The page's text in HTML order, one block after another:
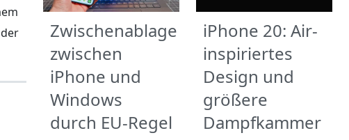
Zwischenablage
zwischen
iPhone und
Windows
durch EU-Regel
iPhone 20: Air-
inspiriertes
Design und
größere
Dampfkammer